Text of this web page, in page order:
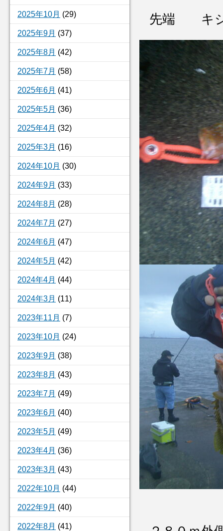
2025年10月 (29)
2025年9月 (37)
2025年8月 (42)
2025年7月 (58)
2025年6月 (41)
2025年5月 (36)
2025年4月 (32)
2025年3月 (16)
2024年10月 (30)
2024年9月 (33)
2024年8月 (28)
2024年7月 (27)
2024年6月 (47)
2024年5月 (42)
2024年4月 (44)
2024年3月 (11)
2023年11月 (7)
2023年10月 (24)
2023年9月 (38)
2023年8月 (43)
2023年7月 (49)
2023年6月 (40)
2023年5月 (49)
2023年4月 (36)
2023年3月 (43)
2022年10月 (44)
2022年9月 (40)
2022年8月 (41)
先端 キ